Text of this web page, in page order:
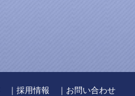
採用情報 お問い合わせ